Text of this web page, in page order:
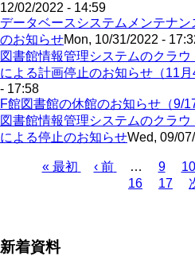
12/02/2022 - 14:59
データベースシステムメンテナ
のお知らせMon, 10/31/2022 -
図書館情報管理システムのクラ
による計画停止のお知らせ（11月
- 17:58
F館図書館の休館のお知らせ（9/17
図書館情報管理システムのクラ
による停止のお知らせWed, 09/
First
« 最初
Previous
‹ 前 … Page
9 10
Page
16 Page
17
新着資料